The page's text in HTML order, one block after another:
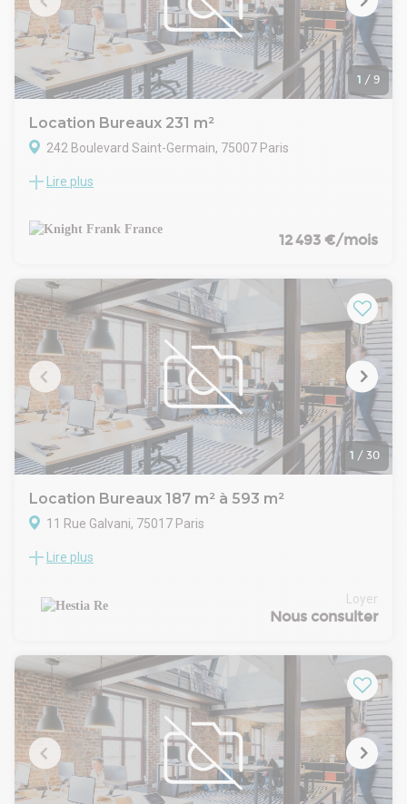
1 / 9
Location Bureaux 231 m²
242 Boulevard Saint-Germain, 75007 Paris
Knight Frank vous propose, au sein d'un élégant immeuble
métro Rue du Bac (ligne 12), un triplex de bureaux
bénéficiant d'une entrée indépendante sur cour. Cet espace
plus recherchés de la Rive Gauche.
Répartie sur trois niveaux, la surface séduit par ses beaux
volumes, son charme de l'ancien et sa configuration
singulière, permettant de créer une adresse à forte identité.
Son entrée privative constitue un véritable atout pour
accueillir clients et visiteurs dans un cadre exclusif.
Cette surface se prête particulièrement à l'implantation d'un
showroom haut de gamme, d'une galerie, d'une agence de
création, d'un cabinet de conseil ou d'un siège social
souhaitant bénéficier d'une adresse prestigieuse dans le 7?
arrondissement de Paris.
Une opportunité rare alliant indépendance, cachet et
Lire plus
12 493 €/mois
1 / 30
Location Bureaux 187 m² à 593 m²
11 Rue Galvani, 75017 Paris
À proximité de la place Pereire, à la location un immeuble en
(30 postes)
Construction :
Date (dernière mise à jour) : 2026-08-06
Bail : Contrat de prestations de services
Honoraires / Location: À la charge du preneur
Honoraires / Caract. : 10% HT du montant de la redevance
annuelle
Commentaires: Loyer pour le 2 et 3ème étage : 179 000 EUR
soit 497 EUR/postes
Loyer pour le 5ème : 166 500 EUR soit 513 EUR/postes
Lire plus
Loyer
Nous consulter